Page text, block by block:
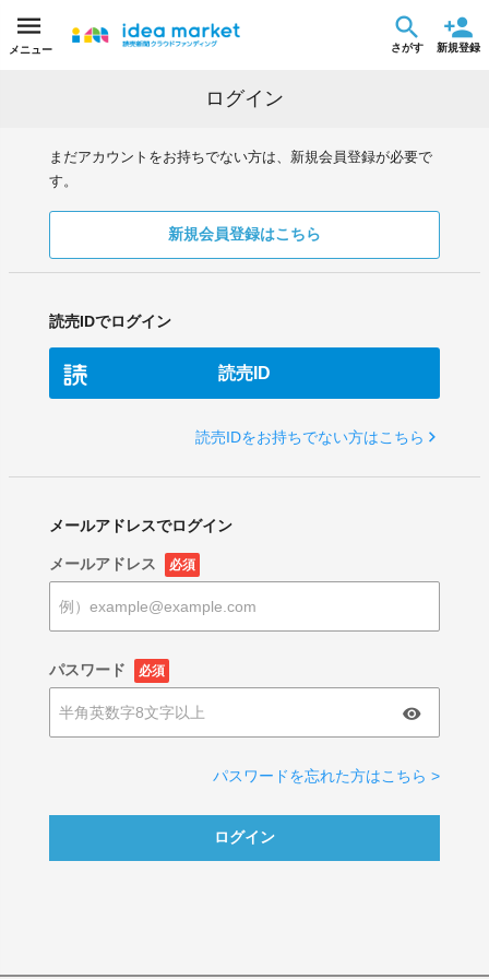
メニュー さがす 新規登録
ログイン
まだアカウントをお持ちでない方は、新規会員登録が必要で
す。
新規会員登録はこちら
読売IDでログイン
読売ID
読売IDをお持ちでない方はこちら
メールアドレスでログイン
メールアドレス 必須
パスワード 必須
パスワードを忘れた方はこちら >
ログイン